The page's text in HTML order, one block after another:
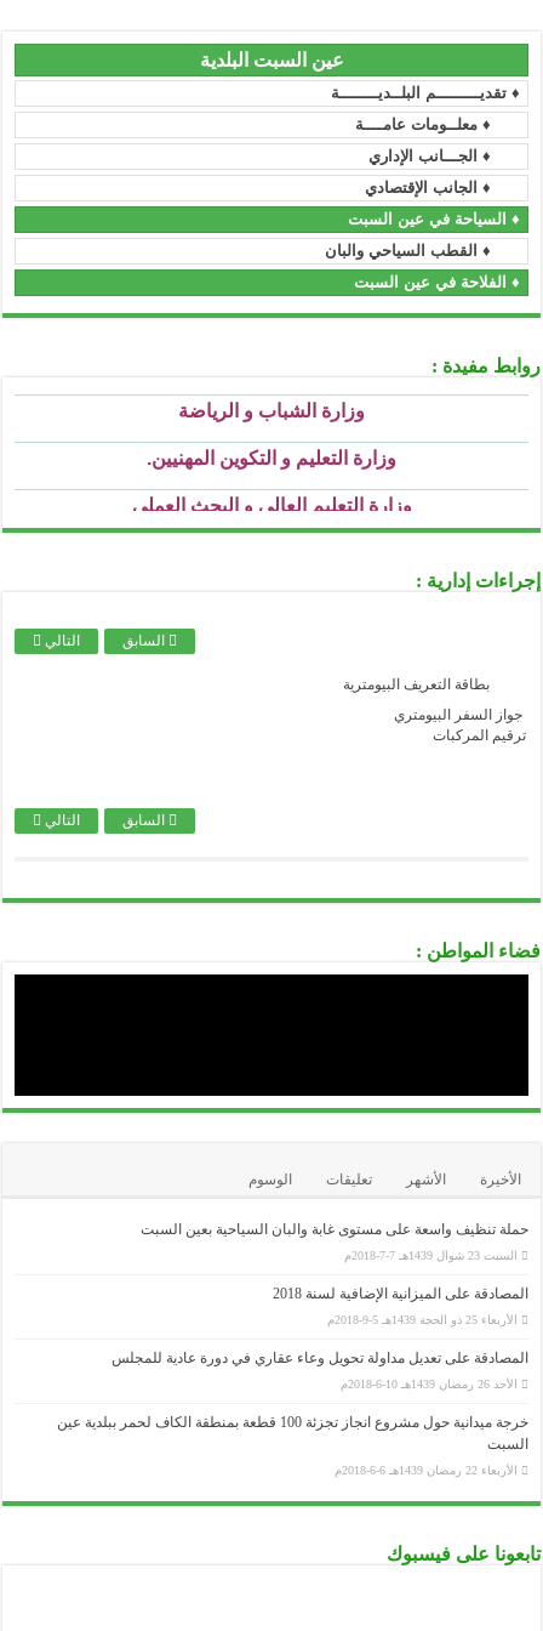
عين السبت البلدية
♦ تقديـــــــــم البلــديــــــــة
♦ معلــومات عامــــة
♦ الجـــانب الإداري
♦ الجانب الإقتصادي
♦ السياحة في عين السبت
♦ القطب السياحي والبان
♦ الفلاحة في عين السبت
روابط مفيدة :
المجلس الدستوري
رئاسة الحكومة
الأمانة العامة للحكومة
وزارة السكن و العمران و المدينة
وزارة التعليم و التكوين المهنيين
وزارة التعليم العالي و البحث العملي
الصندوق الوطني للتأمينات الاجتماعية للعمال الأجراء
الصندوق الوطني للتقاعد
الوكالة الوطنية لدعم تشغيل الشباب-ANSEJ-
الوكالة الوطنية لتطوير الإستثمار-ANDI-
إجراءات إدارية :
التالي السابق
بطاقة التعريف البيومترية
جواز السفر البيومتري
ترقيم المركبات
التالي السابق
فضاء المواطن :
الأخيرة الأشهر تعليقات الوسوم
حملة تنظيف واسعة على مستوى غابة والبان السياحية بعين السبت
السبت 23 شوال 1439هـ 7-7-2018م
المصادقة على الميزانية الإضافية لسنة 2018
الأربعاء 25 ذو الحجة 1439هـ 5-9-2018م
المصادقة على تعديل مداولة تحويل وعاء عقاري في دورة عادية للمجلس
الأحد 26 رمضان 1439هـ 10-6-2018م
خرجة ميدانية حول مشروع انجاز تجزئة 100 قطعة بمنطقة الكاف لحمر ببلدية عين
السبت
الأربعاء 22 رمضان 1439هـ 6-6-2018م
تابعونا على فيسبوك